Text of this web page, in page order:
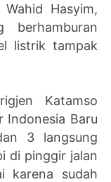
Hasyim,
berhamburan
listrik tampak
Katamso
Indonesia Baru
3 langsung
di pinggir jalan
karena sudah